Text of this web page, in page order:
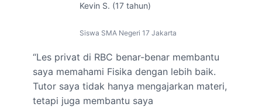
Kevin S. (17 tahun)
Siswa SMA Negeri 17 Jakarta
“Les privat di RBC benar-benar membantu
saya memahami Fisika dengan lebih baik.
Tutor saya tidak hanya mengajarkan materi,
tetapi juga membantu saya